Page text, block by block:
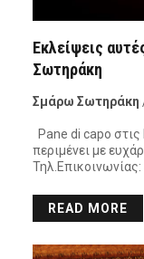
Εκλείψεις
Σωτηράκη
Σμάρω Σωτηράκη
Pane di capo
περιμένει με
Τηλ.Επικοινωνίας:
READ MORE